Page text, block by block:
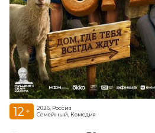
12 +
2026, Россия
Семейный, Комедия